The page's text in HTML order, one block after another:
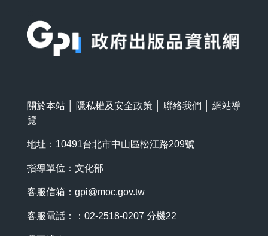
關於本站 隱私權及安全政策 聯絡我們
網站導
覽
地址：10491台北市中山區松江路209號
指導單位：文化部
客服信箱： gpi@moc.gov.tw
客服電話：：02-2518-0207 分機22